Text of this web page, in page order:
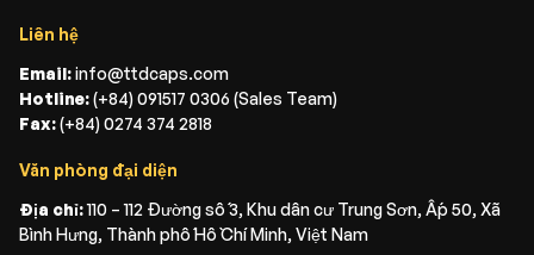
Liên hệ
Email:info@ttdcaps.com
Hotline:(+84) 091517 0306 (Sales Team)
Fax:(+84) 0274 374 2818
Văn phòng đại diện
Địa chỉ:110 – 112 Đường số 3, Khu dân cư Trung Sơn, Ấp 50, Xã
Bình Hưng, Thành phố Hồ Chí Minh, Việt Nam